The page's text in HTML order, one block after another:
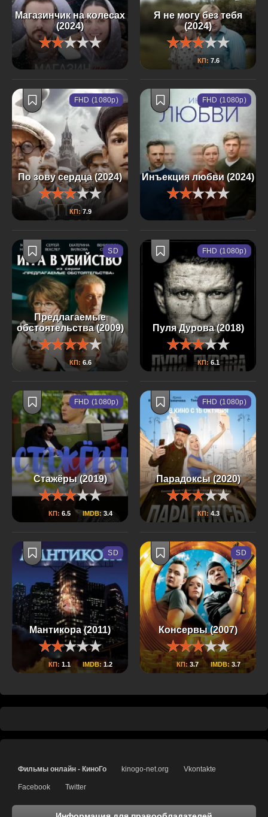
Магазинчик на колесах
(2024)
Я не могу без тебя
(2024)
КП: 7.6
По зову сердца (2024)
КП:7.9
FHD (1080p)
Инъекция любви (2024)
FHD (1080p)
Предлагаемые
обстоятельства (2009)
КП: 6.6
SD
Пуля Дурова (2018)
КП:6.1
FHD (1080p)
Стажёры (2019)
КП: 6.5 IMDB:3.4
FHD (1080p)
Парадоксы (2020)
КП: 4.3
FHD (1080p)
Мантикора (2011)
КП: 1.1 IMDB: 1.2
SD
Консервы (2007)
КП: 3.7 IMDB: 3.7
SD
Фильмы онлайн - КиноГо kinogo-net.org Vkontakte
Facebook Twitter